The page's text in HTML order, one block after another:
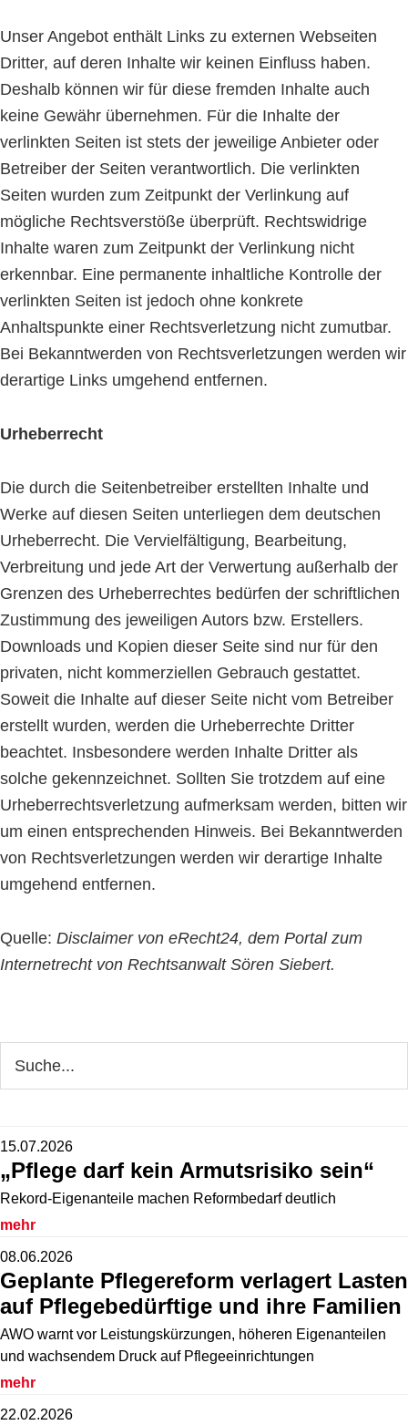
Unser Angebot enthält Links zu externen Webseiten
Dritter, auf deren Inhalte wir keinen Einfluss haben.
Deshalb können wir für diese fremden Inhalte auch
keine Gewähr übernehmen. Für die Inhalte der
verlinkten Seiten ist stets der jeweilige Anbieter oder
Betreiber der Seiten verantwortlich. Die verlinkten
Seiten wurden zum Zeitpunkt der Verlinkung auf
mögliche Rechtsverstöße überprüft. Rechtswidrige
Inhalte waren zum Zeitpunkt der Verlinkung nicht
erkennbar. Eine permanente inhaltliche Kontrolle der
verlinkten Seiten ist jedoch ohne konkrete
Anhaltspunkte einer Rechtsverletzung nicht zumutbar.
Bei Bekanntwerden von Rechtsverletzungen werden wir
derartige Links umgehend entfernen.
Urheberrecht
Die durch die Seitenbetreiber erstellten Inhalte und
Werke auf diesen Seiten unterliegen dem deutschen
Urheberrecht. Die Vervielfältigung, Bearbeitung,
Verbreitung und jede Art der Verwertung außerhalb der
Grenzen des Urheberrechtes bedürfen der schriftlichen
Zustimmung des jeweiligen Autors bzw. Erstellers.
Downloads und Kopien dieser Seite sind nur für den
privaten, nicht kommerziellen Gebrauch gestattet.
Soweit die Inhalte auf dieser Seite nicht vom Betreiber
erstellt wurden, werden die Urheberrechte Dritter
beachtet. Insbesondere werden Inhalte Dritter als
solche gekennzeichnet. Sollten Sie trotzdem auf eine
Urheberrechtsverletzung aufmerksam werden, bitten wir
um einen entsprechenden Hinweis. Bei Bekanntwerden
von Rechtsverletzungen werden wir derartige Inhalte
umgehend entfernen.
Quelle: Disclaimer von eRecht24, dem Portal zum
Internetrecht von Rechtsanwalt Sören Siebert.
Seitenspalte
durchsuchen
15.07.2026
„Pflege darf kein Armutsrisiko sein“
Rekord-Eigenanteile machen Reformbedarf deutlich
mehr
08.06.2026
Geplante Pflegereform verlagert Lasten
auf Pflegebedürftige und ihre Familien
AWO warnt vor Leistungskürzungen, höheren Eigenanteilen
und wachsendem Druck auf Pflegeeinrichtungen
mehr
22.02.2026